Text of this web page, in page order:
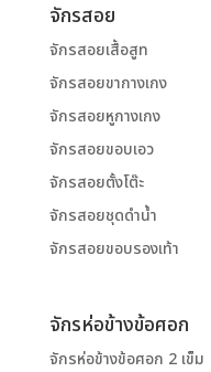
จักรสอย
จักรสอยเสื้อสูท
จักรสอยขากางเกง
จักรสอยหูกางเกง
จักรสอยขอบเอว
จักรสอยตั้งโต๊ะ
จักรสอยชุดดำน้ำ
จักรสอยขอบรองเท้า
จักรห่อข้างข้อศอก
จักรห่อข้างข้อศอก 2 เข็ม